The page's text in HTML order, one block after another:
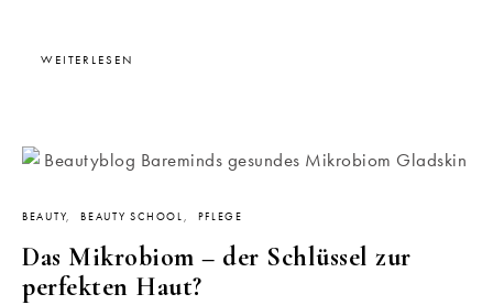
WEITERLESEN
BEAUTY BEAUTY SCHOOL PFLEGE
Das Mikrobiom – der Schlüssel zur
perfekten Haut?